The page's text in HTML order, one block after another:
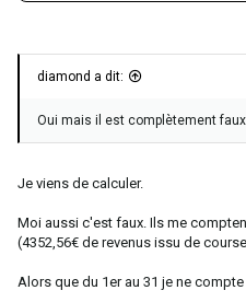
diamond a dit:
Oui mais il est complètement faux
Je viens de calculer.
Moi aussi c'est faux. Ils me
(4352,56€ de revenus issu de
Alors que du 1er au 31 je ne